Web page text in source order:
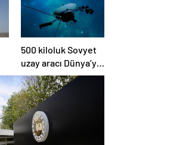
500 kiloluk Sovyet
uzay aracı Dünya’ya
düşüyor: Türkiye de
risk altında